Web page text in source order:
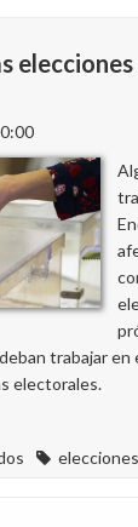
trabajar en
electorales.
elecciones